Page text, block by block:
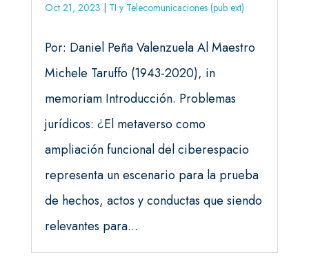
Oct 21, 2023 TI y Telecomunicaciones (pub ext)
Por: Daniel Peña Valenzuela Al Maestro
Michele Taruffo (1943-2020), in
memoriam Introducción. Problemas
jurídicos: ¿El metaverso como
ampliación funcional del ciberespacio
representa un escenario para la prueba
de hechos, actos y conductas que siendo
relevantes para...